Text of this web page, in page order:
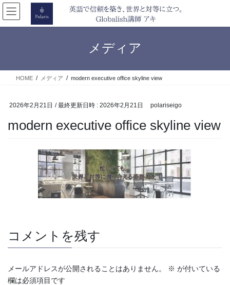
コ
ン
テ
ス
ナ
ビ
ゲ
ン
メディア
HOME メディア modern executive office skyline view
2026年2月21日 / 最終更新日時 : 2026年2月21日 polariseigo
modern executive office skyline view
コメントを残す
メールアドレスが公開されることはありません。 ※ が付いている
欄は必須項目です